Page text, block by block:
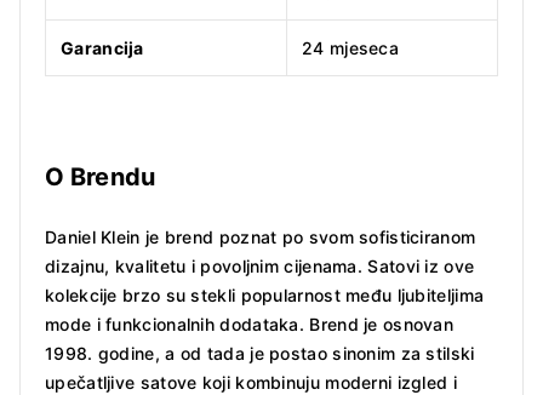
Garancija 24 mjeseca
O Brendu
Daniel Klein je brend poznat po svom sofisticiranom
dizajnu, kvalitetu i povoljnim cijenama. Satovi iz ove
kolekcije brzo su stekli popularnost među ljubiteljima
mode i funkcionalnih dodataka. Brend je osnovan
1998. godine, a od tada je postao sinonim za stilski
upečatljive satove koji kombinuju moderni izgled i